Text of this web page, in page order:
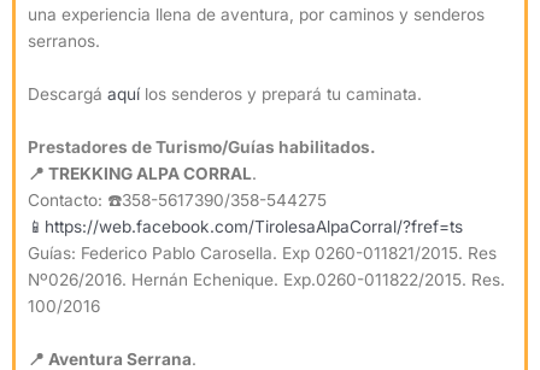
una experiencia llena de aventura, por caminos y senderos
serranos.
Descargá aquí los senderos y prepará tu caminata.
Prestadores de Turismo/Guías habilitados.
📍 TREKKING ALPA CORRAL.
Contacto: ☎️358-5617390/358-544275
📱https://web.facebook.com/TirolesaAlpaCorral/?fref=ts
Guías: Federico Pablo Carosella. Exp 0260-011821/2015. Res
Nº026/2016. Hernán Echenique. Exp.0260-011822/2015. Res.
100/2016
📍 Aventura Serrana.